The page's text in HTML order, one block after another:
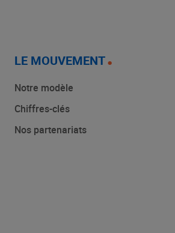
LE MOUVEMENT
Notre modèle
Chiffres-clés
Nos partenariats